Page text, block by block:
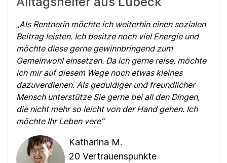
Als Rentnerin möchte ich weiterhin einen sozialen
Beitrag leisten. Ich besitze noch viel Energie und
möchte diese gerne gewinnbringend zum
Gemeinwohl einsetzen. Da ich gerne reise, möchte
ich mir auf diesem Wege noch etwas kleines
dazuverdienen. Als geduldiger und freundlicher
Mensch unterstütze Sie gerne bei all den Dingen,
die nicht mehr so leicht von der Hand gehen. Ich
möchte Ihr Leben vere
Katharina M.
20 Vertrauenspunkte